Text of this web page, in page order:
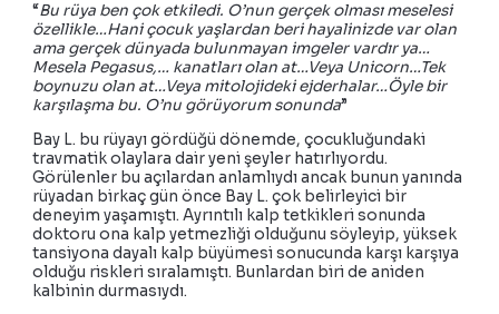
“Bu rüya ben çok etkiledi. O’nun gerçek olması meselesi
özellikle…Hani çocuk yaşlardan beri hayalinizde var olan
ama gerçek dünyada bulunmayan imgeler vardır ya…
Mesela Pegasus,… kanatları olan at…Veya Unicorn…Tek
boynuzu olan at…Veya mitolojideki ejderhalar…Öyle bir
karşılaşma bu. O’nu görüyorum sonunda”
Bay L. bu rüyayı gördüğü dönemde, çocukluğundaki
travmatik olaylara dair yeni şeyler hatırlıyordu.
Görülenler bu açılardan anlamlıydı ancak bunun yanında
rüyadan birkaç gün önce Bay L. çok belirleyici bir
deneyim yaşamıştı. Ayrıntılı kalp tetkikleri sonunda
doktoru ona kalp yetmezliği olduğunu söyleyip, yüksek
tansiyona dayalı kalp büyümesi sonucunda karşı karşıya
olduğu riskleri sıralamıştı. Bunlardan biri de aniden
kalbinin durmasıydı.